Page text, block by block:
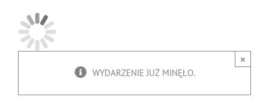
WYDARZENIE JUŻ MINĘŁO.
×